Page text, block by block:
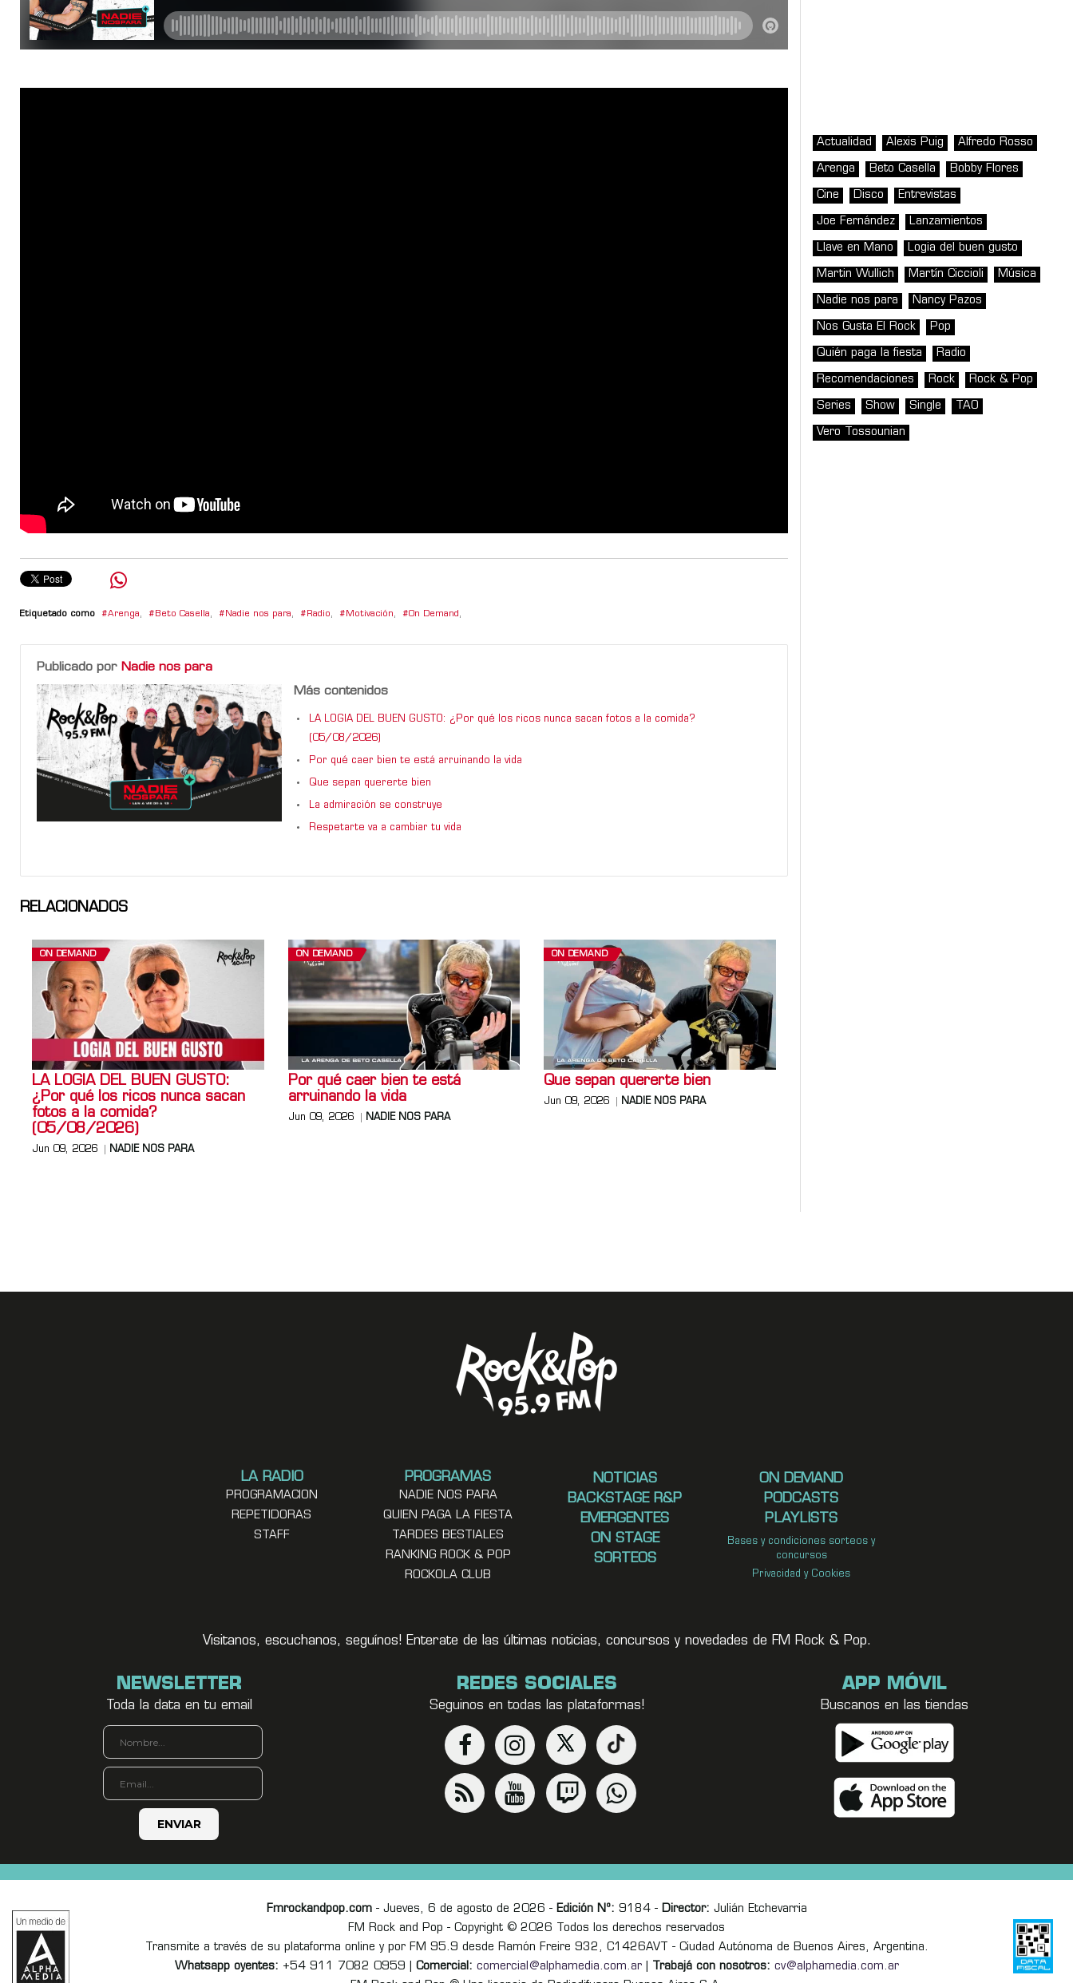
Etiquetado como Arenga, Beto Casella, Nadie nos para, Radio, Motivación, On Demand ,
Publicado por Nadie nos para
Más contenidos
LA LOGIA DEL BUEN GUSTO: ¿Por qué los ricos nunca sacan fotos a la comida?
(05/08/2026)
Por qué caer bien te está arruinando la vida
Que sepan quererte bien
La admiración se construye
Respetarte va a cambiar tu vida
RELACIONADOS
ON DEMAND
LA LOGIA DEL BUEN GUSTO:
¿Por qué los ricos nunca sacan
fotos a la comida?
(05/08/2026)
Jun 09, 2026 NADIE NOS PARA
ON DEMAND
Por qué caer bien te está
arruinando la vida
Jun 09, 2026 NADIE NOS PARA
ON DEMAND
Que sepan quererte bien
Jun 09, 2026 NADIE NOS PARA
Actualidad Alexis Puig Alfredo Rosso
Arenga Beto Casella Bobby Flores
Cine Disco Entrevistas
Joe Fernández Lanzamientos
Llave en Mano Logia del buen gusto
Martin Wullich Martín Ciccioli Música
Nadie nos para Nancy Pazos
Nos Gusta El Rock Pop
Quién paga la fiesta Radio
Recomendaciones Rock Rock & Pop
Series Show Single TAO
Vero Tossounian
LA RADIO
PROGRAMACION
REPETIDORAS
STAFF
PROGRAMAS
NADIE NOS PARA
QUIEN PAGA LA FIESTA
TARDES BESTIALES
RANKING ROCK & POP
ROCKOLA CLUB
NOTICIAS
BACKSTAGE R&P
EMERGENTES
ON STAGE
SORTEOS
ON DEMAND
PODCASTS
PLAYLISTS
Bases y condiciones sorteos y
concursos
Privacidad y Cookies
Visitanos, escuchanos, seguínos! Enterate de las últimas noticias, concursos y novedades de FM Rock & Pop.
NEWSLETTER
Toda la data en tu email
REDES SOCIALES
Seguinos en todas las plataformas!
APP MÓVIL
Buscanos en las tiendas
Fmrockandpop.com- Jueves, 6 de agosto de 2026 - Edición Nº: 9184 - Director: Julián Etchevarria
FM Rock and Pop - Copyright © 2026 Todos los derechos reservados
Transmite a través de su plataforma online y por FM 95.9 desde Ramón Freire 932, C1426AVT - Ciudad Autónoma de Buenos Aires, Argentina.
Whatsapp oyentes: +54 911 7082 0959 | Comercial: comercial@alphamedia.com.ar| Trabajá con nosotros: cv@alphamedia.com.ar